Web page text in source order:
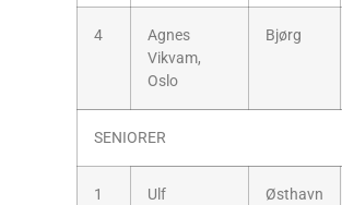
4
Agnes
Vikvam,
Oslo
Bjørg
SENIORER
1
Ulf
Østhavn